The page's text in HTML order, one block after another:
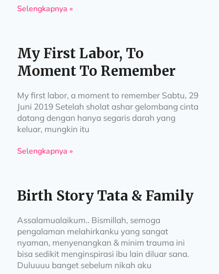
Selengkapnya »
My First Labor, To
Moment To Remember
My first labor, a moment to remember Sabtu, 29
Juni 2019 Setelah sholat ashar gelombang cinta
datang dengan hanya segaris darah yang
keluar, mungkin itu
Selengkapnya »
Birth Story Tata & Family
Assalamualaikum.. Bismillah, semoga
pengalaman melahirkanku yang sangat
nyaman, menyenangkan & minim trauma ini
bisa sedikit menginspirasi ibu lain diluar sana.
Duluuuu banget sebelum nikah aku